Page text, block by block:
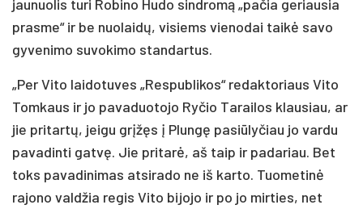
jaunuolis turi Robino Hudo sindromą „pačia geriausia
prasme“ ir be nuolaidų, visiems vienodai taikė savo
gyvenimo suvokimo standartus.
„Per Vito laidotuves „Respublikos“ redaktoriaus Vito
Tomkaus ir jo pavaduotojo Ryčio Tarailos klausiau, ar
jie pritartų, jeigu grįžęs į Plungę pasiūlyčiau jo vardu
pavadinti gatvę. Jie pritarė, aš taip ir padariau. Bet
toks pavadinimas atsirado ne iš karto. Tuometinė
rajono valdžia regis Vito bijojo ir po jo mirties, net